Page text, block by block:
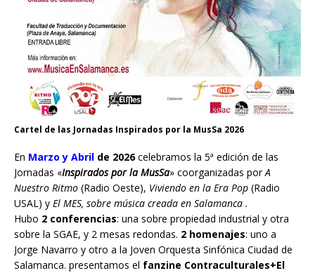
Cartel de las Jornadas Inspirados por la MusSa 2026
En Marzo y Abril de 2026celebramos la 5ª edición de las
Jornadas «Inspirados por la MusSa» coorganizadas porA
Nuestro Ritmo (Radio Oeste), Viviendo en la Era Pop (Radio
USAL) y El MES, sobre música creada en Salamanca .
Hubo 2 conferencias: una sobre propiedad industrial y otra
sobre la SGAE, y 2 mesas redondas. 2 homenajes: uno a
Jorge Navarro y otro a la Joven Orquesta Sinfónica Ciudad de
Salamanca. presentamos el fanzine Contraculturales+El